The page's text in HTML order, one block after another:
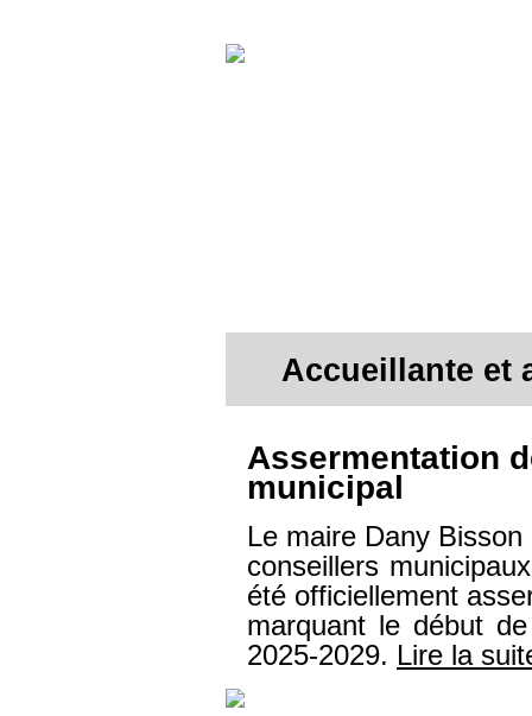
Accueillante et
Assermentation
municipal
Le maire Dany
conseillers
été officiellement
marquant le début
2025-2029. Lire la